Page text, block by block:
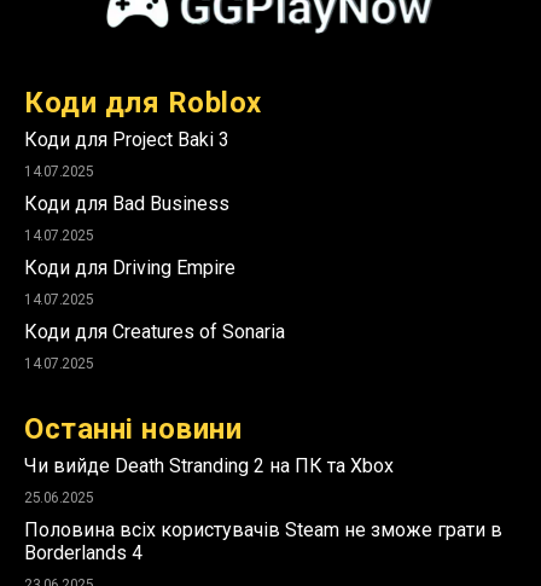
Коди для Roblox
Коди для Project Baki 3
14.07.2025
Коди для Bad Business
14.07.2025
Коди для Driving Empire
14.07.2025
Коди для Creatures of Sonaria
14.07.2025
Останні новини
Чи вийде Death Stranding 2 на ПК та Xbox
25.06.2025
Половина всіх користувачів Steam не зможе грати в
Borderlands 4